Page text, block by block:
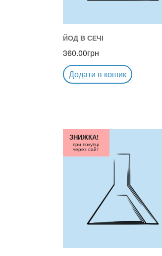
ЙОД В СЕЧІ
360.00грн
Додати в кошик
ЗНИЖКА!
при покупці
через сайт